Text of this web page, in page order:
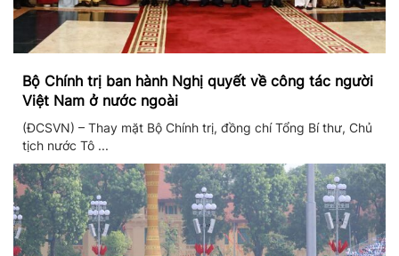
Bộ Chính trị ban hành Nghị quyết về công tác người
Việt Nam ở nước ngoài
(ĐCSVN) – Thay mặt Bộ Chính trị, đồng chí Tổng Bí thư, Chủ
tịch nước Tô ...